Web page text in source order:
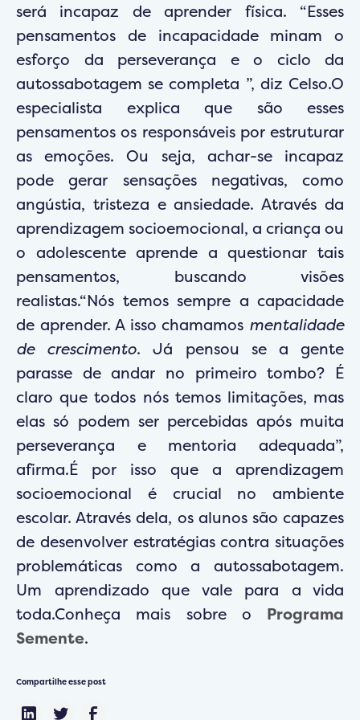
será incapaz de aprender física. “Esses
pensamentos de incapacidade minam o
esforço da perseverança e o ciclo da
autossabotagem se completa ”, diz Celso.O
especialista explica que são esses
pensamentos os responsáveis por estruturar
as emoções. Ou seja, achar-se incapaz
pode gerar sensações negativas, como
angústia, tristeza e ansiedade. Através da
aprendizagem socioemocional, a criança ou
o adolescente aprende a questionar tais
pensamentos, buscando visões
realistas.“Nós temos sempre a capacidade
de aprender. A isso chamamos mentalidade
de crescimento. Já pensou se a gente
parasse de andar no primeiro tombo? É
claro que todos nós temos limitações, mas
elas só podem ser percebidas após muita
perseverança e mentoria adequada”,
afirma.É por isso que a aprendizagem
socioemocional é crucial no ambiente
escolar. Através dela, os alunos são capazes
de desenvolver estratégias contra situações
problemáticas como a autossabotagem.
Um aprendizado que vale para a vida
toda.Conheça mais sobre o Programa
Semente.
Compartilhe esse post